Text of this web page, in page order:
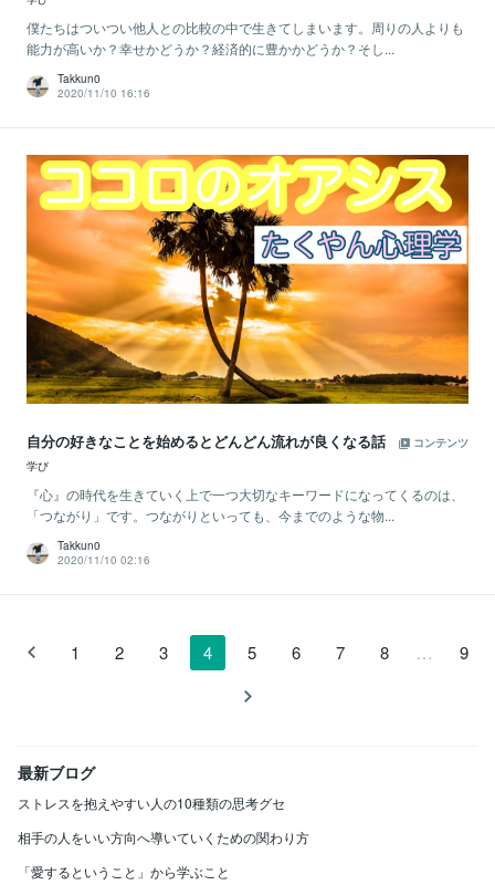
僕たちはついつい他人との比較の中で生きてしまいます。周りの人よりも
能力が高いか？幸せかどうか？経済的に豊かかどうか？そし...
Takkun0
2020/11/10 16:16
自分の好きなことを始めるとどんどん流れが良くなる話
コンテンツ
学び
『心』の時代を生きていく上で一つ大切なキーワードになってくるのは、
「つながり」です。つながりといっても、今までのような物...
Takkun0
2020/11/10 02:16
1 2 3 4 5 6 7 8 … 9
最新ブログ
ストレスを抱えやすい人の10種類の思考グセ
相手の人をいい方向へ導いていくための関わり方
「愛するということ」から学ぶこと